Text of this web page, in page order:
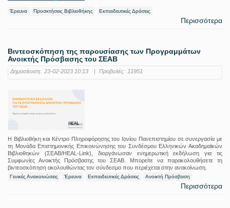
Έρευνα Προσκτήσεις Βιβλιοθήκης Εκπαιδευτικές Δράσεις
Περισσότερα
Βιντεοσκόπηση της παρουσίασης των Προγραμμάτων
Ανοικτής Πρόσβασης του ΣΕΑΒ
Δημοσίευση: 23-02-2023 10:13 Προβολές: 11951
H Βιβλιοθήκη και Κέντρο Πληροφόρησης του Ιονίου Πανεπιστημίου σε συνεργασία με
τη Μονάδα Επιστημονικής Επικοινώνησης του Συνδέσμου Ελληνικών Ακαδημαϊκών
Βιβλιοθηκών (ΣΕΑΒ/HEAL-Link), διοργάνωσαν ενημερωτική εκδήλωση για τις
Συμφωνίες Ανοικτής Πρόσβασης του ΣΕΑΒ. Μπορείτε να παρακολουθήσετε τη
βιντεοσκόπηση ακολουθώντας τον σύνδεσμο που περιέχεται στην ανακοίνωση.
Γενικές Ανακοινώσεις Έρευνα Εκπαιδευτικές Δράσεις Ανοικτή Πρόσβαση
Περισσότερα